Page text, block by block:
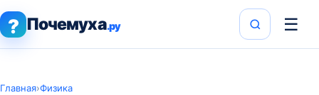
? Почемуха.ру ☰
Главная›Физика